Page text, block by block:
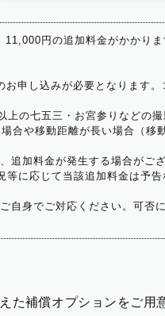
円の追加料金がかかり
申し込みが必要となります
上の七五三・お宮参りなどの
合や移動距離が長い場合（移
追加料金が発生する場合がご
に応じて当該追加料金は予
自身でご対応ください。可否
た補償オプションをご用